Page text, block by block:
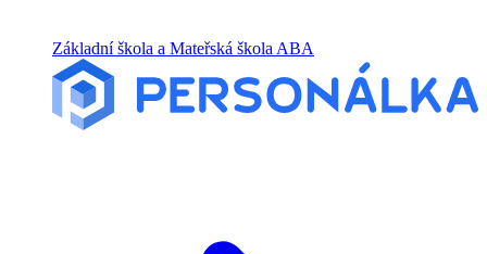
Základní škola a Mateřská škola ABA